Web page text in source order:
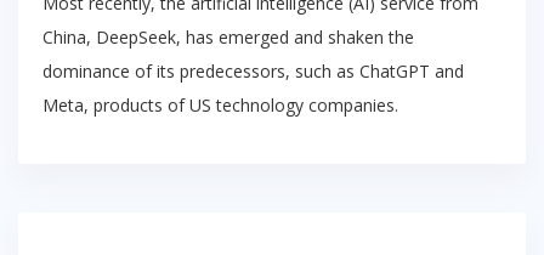
China, DeepSeek, has emerged and shaken the
dominance of its predecessors, such as ChatGPT and
Meta, products of US technology companies.